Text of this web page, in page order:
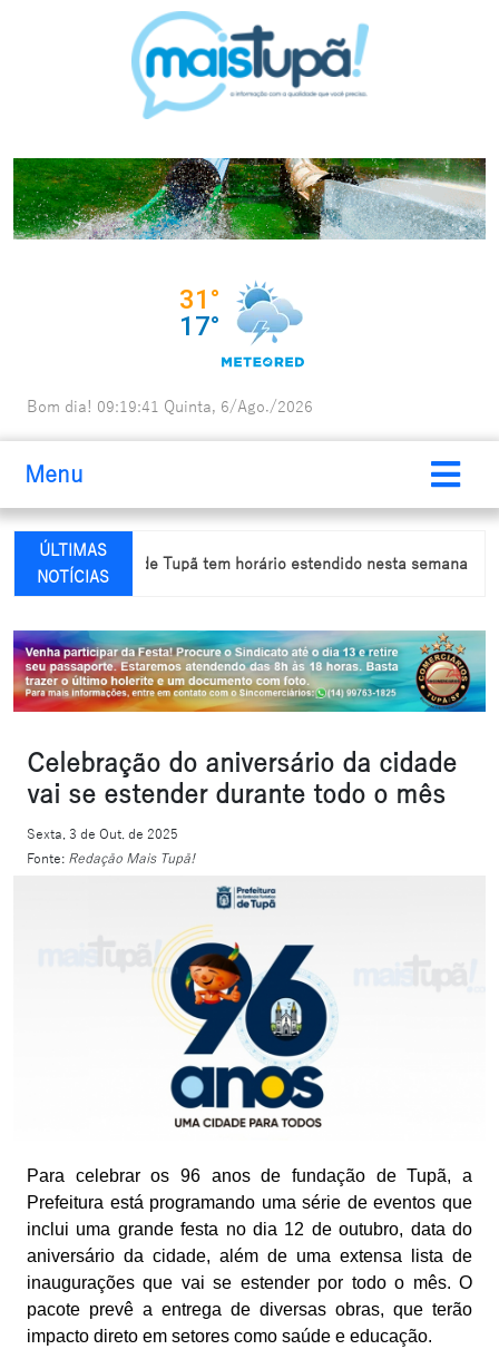
Bom dia! 09:19:42 Quinta, 6/Ago./2026
Menu
ÚLTIMAS
NOTÍCIAS
Comércio de Tupã tem horário estendido nesta semana para o Dia
Celebração do aniversário da cidade
vai se estender durante todo o mês
Sexta, 3 de Out. de 2025
Fonte: Redação Mais Tupã!
Para celebrar os 96 anos de fundação de Tupã, a
Prefeitura está programando uma série de eventos que
inclui uma grande festa no dia 12 de outubro, data do
aniversário da cidade, além de uma extensa lista de
inaugurações que vai se estender por todo o mês. O
pacote prevê a entrega de diversas obras, que terão
impacto direto em setores como saúde e educação.